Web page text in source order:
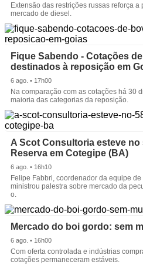
Extensão das restrições russas reforça
mercado de diesel.
Fique Sabendo - Cotações
destinados à reposição em
6 ago. • 17h00
Na comparação com as cotações há 30
maioria das categorias da reposição.
A Scot Consultoria esteve no
Reserva em Cotegipe (BA)
6 ago. • 16h10
Felipe Fabbri, coordenador da equipe
ministrou palestra sobre mercado da
o.
Mercado do boi gordo: sem
6 ago. • 16h00
Com oferta controlada e indústrias
cotações permaneceram estáveis.